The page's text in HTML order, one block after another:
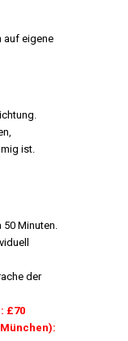
auf eigene
ist.
50 Minuten.
der
£70